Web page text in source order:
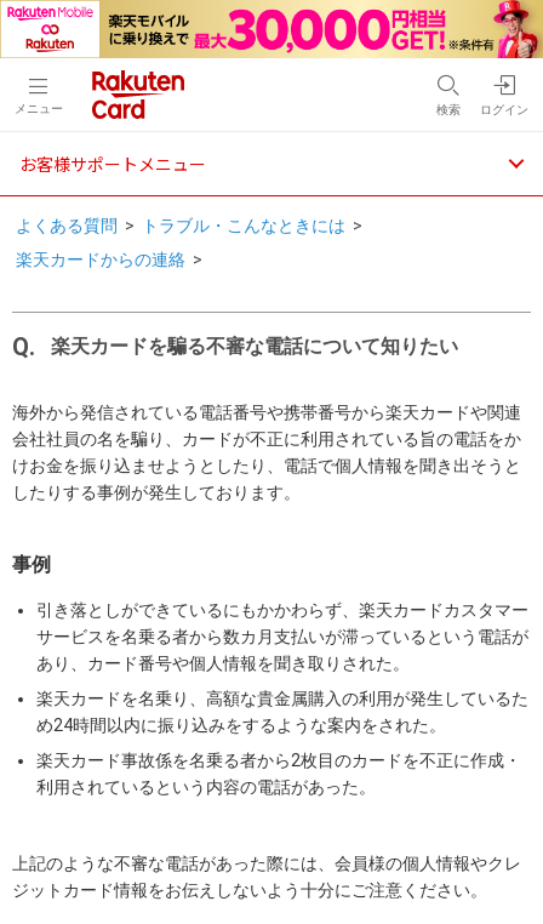
メニュー 検索 ログイン
お客様サポートメニュー
よくある質問 > トラブル・こんなときには >
楽天カードからの連絡 >
楽天カードを騙る不審な電話について知りたい
海外から発信されている電話番号や携帯番号から楽天カードや関連
会社社員の名を騙り、カードが不正に利用されている旨の電話をか
けお金を振り込ませようとしたり、電話で個人情報を聞き出そうと
したりする事例が発生しております。
事例
引き落としができているにもかかわらず、楽天カードカスタマー
サービスを名乗る者から数カ月支払いが滞っているという電話が
あり、カード番号や個人情報を聞き取りされた。
楽天カードを名乗り、高額な貴金属購入の利用が発生しているた
め24時間以内に振り込みをするような案内をされた。
楽天カード事故係を名乗る者から2枚目のカードを不正に作成・
利用されているという内容の電話があった。
上記のような不審な電話があった際には、会員様の個人情報やクレ
ジットカード情報をお伝えしないよう十分にご注意ください。